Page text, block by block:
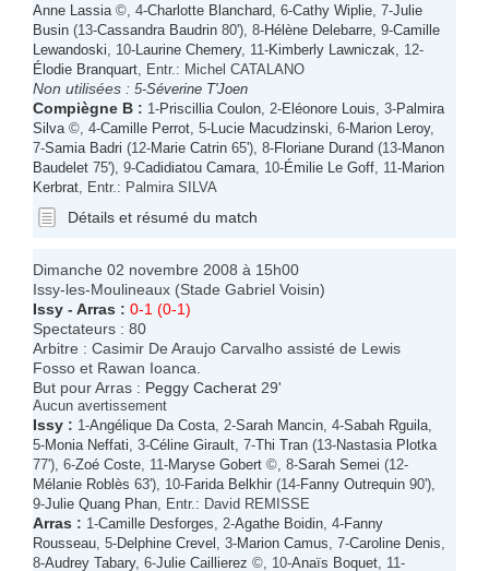
Anne Lassia ©, 4-Charlotte Blanchard , 6-Cathy Wiplie , 7-Julie
Busin (13-Cassandra Baudrin 80'), 8-Hélène Delebarre , 9-Camille
Lewandoski , 10- Laurine Chemery, 11-Kimberly Lawniczak , 12-
Élodie Branquart , Entr.: Michel CATALANO
Non utilisées : 5-Séverine T'Joen
Compiègne B : 1-Priscillia Coulon , 2-Eléonore Louis , 3-Palmira
Silva ©, 4-Camille Perrot , 5- Lucie Macudzinski , 6-Marion Leroy,
7-Samia Badri (12-Marie Catrin 65'), 8-Floriane Durand (13-Manon
Baudelet 75'), 9-Cadidiatou Camara , 10-Émilie Le Goff , 11-Marion
Kerbrat , Entr.: Palmira SILVA
Détails et résumé du match
Dimanche 02 novembre 2008 à 15h00
Issy-les-Moulineaux (Stade Gabriel Voisin)
Issy - Arras : 0-1 (0-1)
Spectateurs : 80
Arbitre : Casimir De Araujo Carvalho assisté de Lewis
Fosso et Rawan Ioanca.
But pour Arras : Peggy Cacherat 29'
Aucun avertissement
Issy : 1-Angélique Da Costa , 2-Sarah Mancin , 4-Sabah Rguila
5-Monia Neffati , 3-Céline Girault , 7-Thi Tran (13-Nastasia Plotka
77'), 6-Zoé Coste , 11-Maryse Gobert ©, 8-Sarah Semei (12-
Mélanie Roblès 63'), 10-Farida Belkhir (14-Fanny Outrequin 90'),
9-Julie Quang Phan , Entr.: David REMISSE
Arras : 1-Camille Desforges , 2-Agathe Boidin , 4-Fanny
Rousseau , 5-Delphine Crevel , 3-Marion Camus , 7-Caroline Denis
8-Audrey Tabary, 6-Julie Caillierez ©, 10-Anaïs Boquet , 11-